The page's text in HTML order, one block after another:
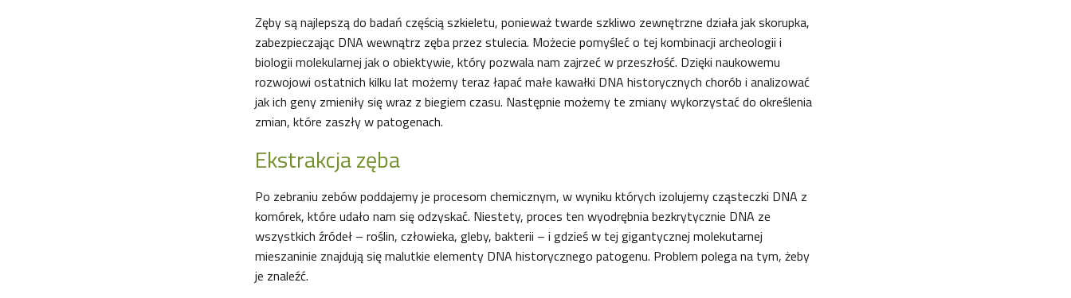
Zęby są najlepszą do badań częścią szkieletu, ponieważ twarde szkliwo zewnętrzne działa jak skorupka,
zabezpieczając DNA wewnątrz zęba przez stulecia. Możecie pomyśleć o tej kombinacji archeologii i
biologii molekularnej jak o obiektywie, który pozwala nam zajrzeć w przeszłość. Dzięki naukowemu
rozwojowi ostatnich kilku lat możemy teraz łapać małe kawałki DNA historycznych chorób i analizować
jak ich geny zmieniły się wraz z biegiem czasu. Następnie możemy te zmiany wykorzystać do określenia
zmian, które zaszły w patogenach.
Ekstrakcja zęba
Po zebraniu zebów poddajemy je procesom chemicznym, w wyniku których izolujemy cząsteczki DNA z
komórek, które udało nam się odzyskać. Niestety, proces ten wyodrębnia bezkrytycznie DNA ze
wszystkich źródeł – roślin, człowieka, gleby, bakterii – i gdzieś w tej gigantycznej molekutarnej
mieszaninie znajdują się malutkie elementy DNA historycznego patogenu. Problem polega na tym, żeby
je znaleźć.